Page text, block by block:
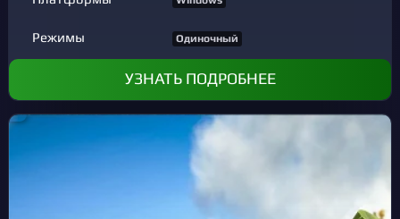
Режимы Одиночный
УЗНАТЬ ПОДРОБНЕЕ